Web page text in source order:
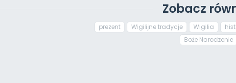
Zobacz
prezent Wigilijne tradycje Wigilia
Boże Narodzenie